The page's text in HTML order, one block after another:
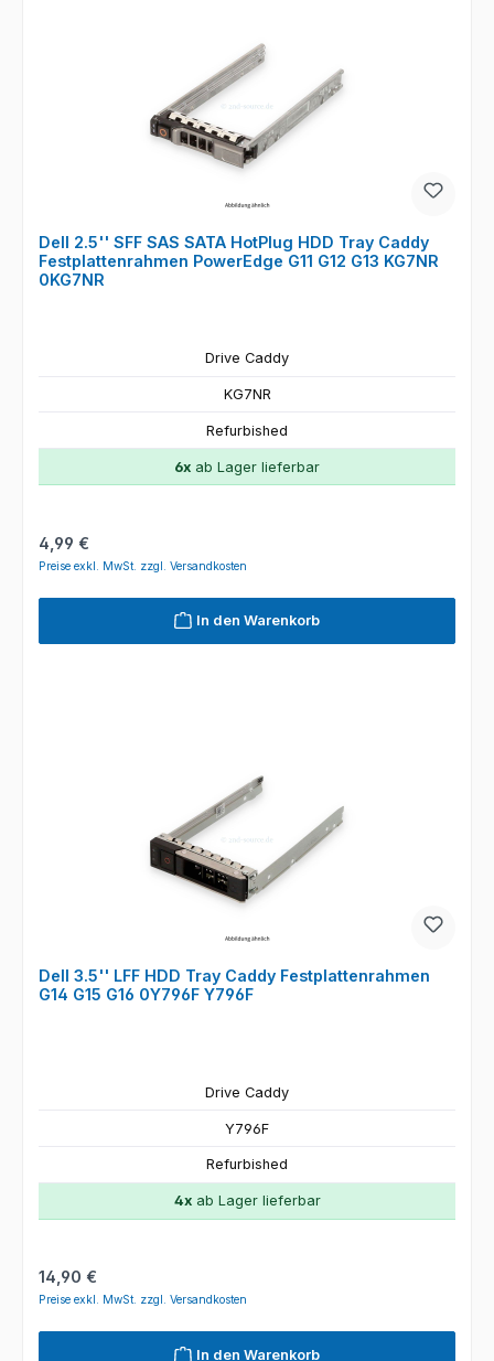
Dell 2.5'' SFF SAS SATA HotPlug HDD Tray Caddy
Festplattenrahmen PowerEdge G11 G12 G13 KG7NR
0KG7NR
Drive Caddy
KG7NR
Refurbished
6x ab Lager lieferbar
Regulärer Preis:
4,99 €
Preise exkl. MwSt. zzgl. Versandkosten
In den Warenkorb
Dell 3.5'' LFF HDD Tray Caddy Festplattenrahmen
G14 G15 G16 0Y796F Y796F
Drive Caddy
Y796F
Refurbished
4xab Lager lieferbar
Regulärer Preis:
14,90 €
Preise exkl. MwSt. zzgl. Versandkosten
In den Warenkorb